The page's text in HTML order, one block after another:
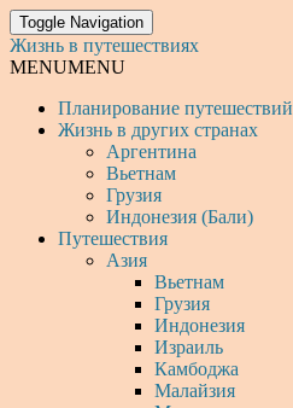
Toggle Navigation
Жизнь в путешествиях
MENUMENU
Планирование путешествий
Жизнь в других странах
Аргентина
Вьетнам
Грузия
Индонезия (Бали)
Путешествия
Азия
Вьетнам
Грузия
Индонезия
Израиль
Камбоджа
Малайзия